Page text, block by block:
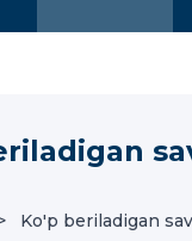
Ko'p beriladigan